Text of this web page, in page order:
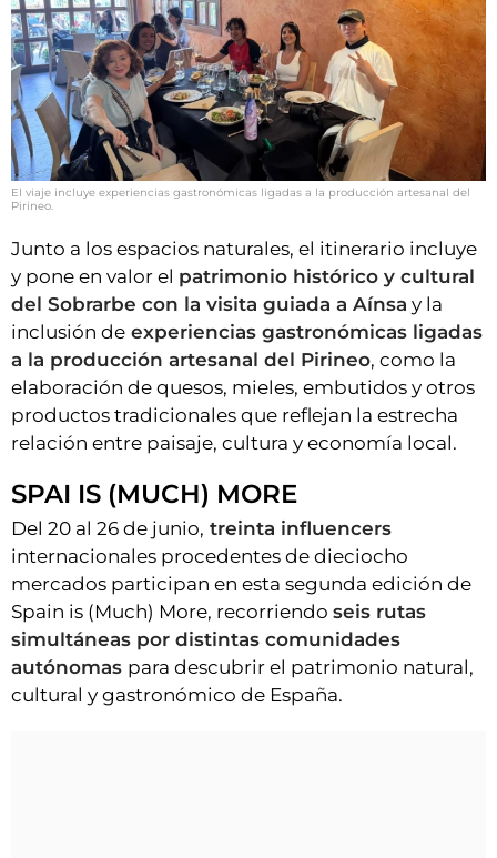
El viaje incluye experiencias gastronómicas ligadas a la producción artesanal del
Pirineo.
Junto a los espacios naturales, el itinerario incluye
y pone en valor el patrimonio histórico y cultural
del Sobrarbe con la visita guiada a Aínsa y la
inclusión de experiencias gastronómicas ligadas
a la producción artesanal del Pirineo, como la
elaboración de quesos, mieles, embutidos y otros
productos tradicionales que reflejan la estrecha
relación entre paisaje, cultura y economía local.
SPAI IS (MUCH) MORE
Del 20 al 26 de junio, treinta influencers
internacionales procedentes de dieciocho
mercados participan en esta segunda edición de
Spain is (Much) More, recorriendo seis rutas
simultáneas por distintas comunidades
autónomas para descubrir el patrimonio natural,
cultural y gastronómico de España.